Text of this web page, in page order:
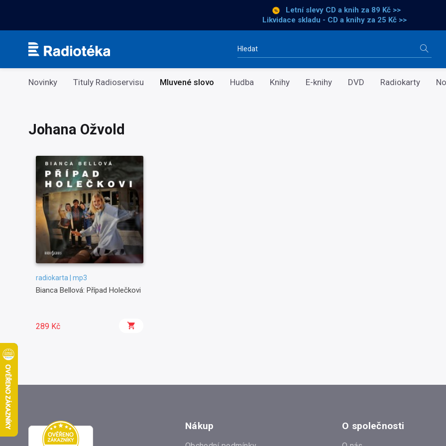
Letní slevy CD a knih za 89 Kč >>
Likvidace skladu - CD a knihy za 25 Kč >>
Vyhledávání
Kategorie
Novinky Tituly Radioservisu Mluvené slovo Hudba Knihy E-knihy DVD Radiokarty
Johana Ožvold
radiokarta | mp3
Bianca Bellová: Případ Holečkovi
289 Kč
Nákup O společnosti